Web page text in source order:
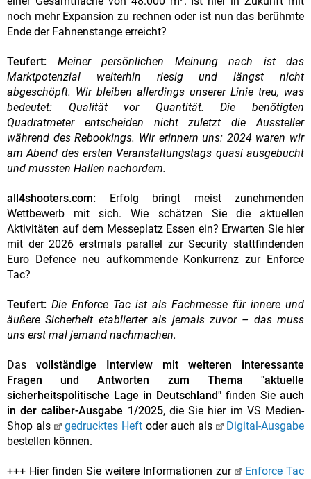
noch mehr Expansion zu rechnen oder ist nun das berühmte
Ende der Fahnenstange erreicht?
Teufert:
Meiner persönlichen Meinung nach ist das
Marktpotenzial weiterhin riesig und längst nicht
abgeschöpft. Wir bleiben allerdings unserer Linie treu, was
bedeutet: Qualität vor Quantität. Die benötigten
Quadratmeter entscheiden nicht zuletzt die Aussteller
während des Rebookings. Wir erinnern uns: 2024 waren wir
am Abend des ersten Veranstaltungstags quasi ausgebucht
und mussten Hallen nachordern.
all4shooters.com: Erfolg bringt meist zunehmenden
Wettbewerb mit sich. Wie schätzen Sie die aktuellen
Aktivitäten auf dem Messeplatz Essen ein? Erwarten Sie hier
mit der 2026 erstmals parallel zur Security stattfindenden
Euro Defence neu aufkommende Konkurrenz zur Enforce
Tac?
Teufert: Die Enforce Tac ist als Fachmesse für innere und
äußere Sicherheit etablierter als jemals zuvor – das muss
uns erst mal jemand nachmachen.
Das vollständige Interview mit weiteren interessante
Fragen und Antworten zum Thema "aktuelle
sicherheitspolitische Lage in Deutschland" finden Sie auch
in der caliber-Ausgabe 1/2025, die Sie hier im VS Medien-
Shop als
gedrucktes Heft oder auch als
Digital-Ausgabe
bestellen können.
+++ Hier finden Sie weitere Informationen zur
Enforce Tac